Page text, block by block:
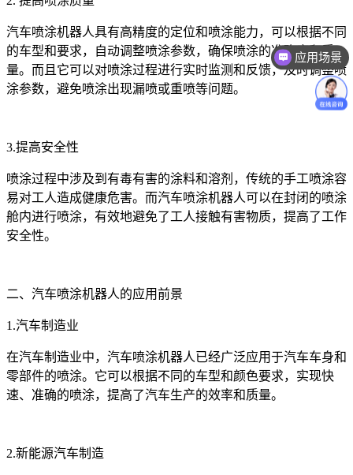
汽车喷涂机器人具有高精度的定位和喷涂能力，可以根据不同
的车型和要求，自动调整喷涂参数，确保喷涂的准确度和质
量。而且它可以对喷涂过程进行实时监测和反馈，及时调整喷
涂参数，避免喷涂出现漏喷或重喷等问题。
3.提高安全性
喷涂过程中涉及到有毒有害的涂料和溶剂，传统的手工喷涂容
易对工人造成健康危害。而汽车喷涂机器人可以在封闭的喷涂
舱内进行喷涂，有效地避免了工人接触有害物质，提高了工作
安全性。
二、汽车喷涂机器人的应用前景
1.汽车制造业
在汽车制造业中，汽车喷涂机器人已经广泛应用于汽车车身和
零部件的喷涂。它可以根据不同的车型和颜色要求，实现快
速、准确的喷涂，提高了汽车生产的效率和质量。
2.新能源汽车制造
应用场景